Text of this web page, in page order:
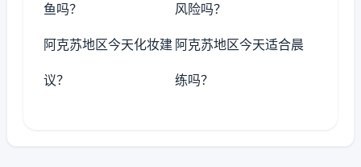
鱼吗？ 风险吗？
阿克苏地区今天化妆建
议？
阿克苏地区今天适合晨
练吗？